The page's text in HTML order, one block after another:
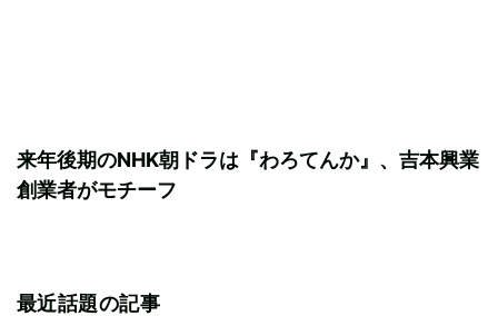
来年後期のNHK朝ドラは『わろてんか』、吉本興業
創業者がモチーフ
最近話題の記事